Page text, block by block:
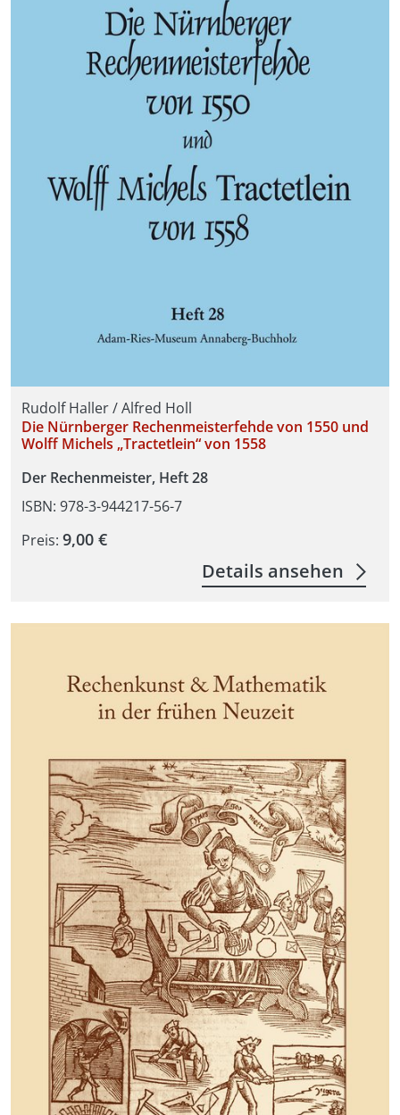
Rudolf Haller / Alfred Holl
Die Nürnberger Rechenmeisterfehde von 1550 und
Wolff Michels „Tractetlein“ von 1558
Der Rechenmeister, Heft 28
ISBN: 978-3-944217-56-7
Preis: 9,00 €
Details ansehen